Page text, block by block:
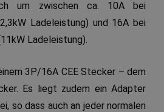
um zwischen ca. 10A bei
Ladeleistung) und 16A bei
Ladeleistung).
3P/16A CEE Stecker – dem
Es liegt zudem ein Adapter
so dass auch an jeder normalen